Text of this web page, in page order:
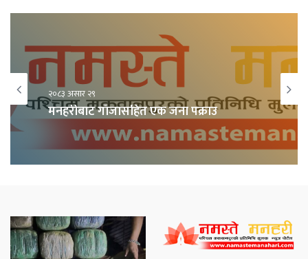
२०८३ असार २९
मनहरीबाट गाँजासहित एक जना पक्राउ